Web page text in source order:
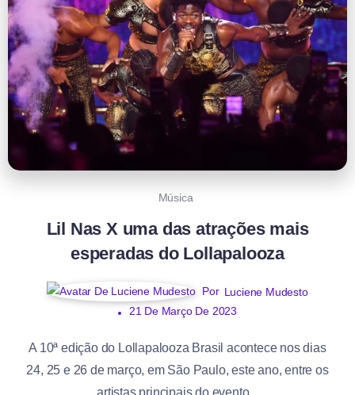
Música
Lil Nas X uma das atrações mais
esperadas do Lollapalooza
Por Luciene Mudesto
21 De Março De 2023
A 10ª edição do Lollapalooza Brasil acontece nos dias
24, 25 e 26 de março, em São Paulo, este ano, entre os